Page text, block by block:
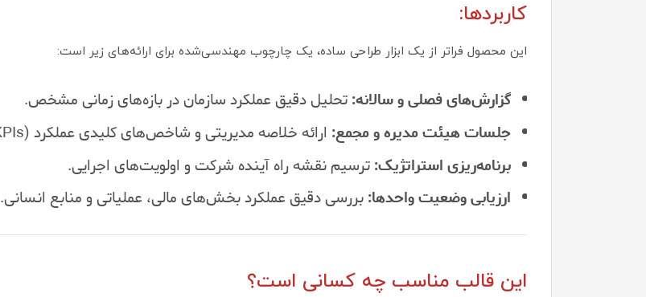
کاربردها:
این محصول فراتر از یک ابزار طراحی ساده، یک چارچوب مهندسی‌شده برای ارائه‌های زیر است:
گزارش‌های فصلی و سالانه:تحلیل دقیق عملکرد سازمان در بازه‌های زمانی مشخص.
جلسات هیئت مدیره و مجمع: ارائه خلاصه مدیریتی و شاخص‌های کلیدی عملکرد (KPIs) به ذینفعان و سهامداران.
برنامه‌ریزی استراتژیک:ترسیم نقشه‌ راه آینده شرکت و اولویت‌های اجرایی.
ارزیابی وضعیت واحدها:بررسی دقیق عملکرد بخش‌های مالی، عملیاتی و منابع انسانی.
این قالب مناسب چه کسانی است؟